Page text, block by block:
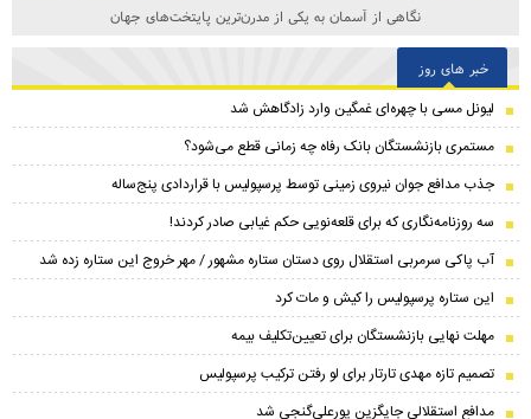
نگاهی از آسمان به یکی از مدرن‌ترین پایتخت‌های جهان
خبر های روز
لیونل مسی با چهره‌ای غمگین وارد زادگاهش شد
مستمری بازنشستگان بانک رفاه چه زمانی قطع می‌شود؟
جذب مدافع جوان نیروی زمینی توسط پرسپولیس با قراردادی پنج‌ساله
سه روزنامه‌نگاری که برای قلعه‌نویی حکم غیابی صادر کردند!
آب پاکی سرمربی استقلال روی دستان ستاره مشهور / مهر خروج این ستاره زده شد
این ستاره پرسپولیس را کیش و مات کرد
مهلت نهایی بازنشستگان برای تعیین‌تکلیف بیمه
تصمیم تازه مهدی تارتار برای لو رفتن ترکیب پرسپولیس
مدافع استقلالی جایگزین پورعلی‌گنجی شد